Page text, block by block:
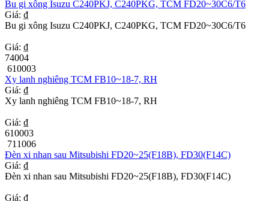
Bu gi xông Isuzu C240PKJ, C240PKG, TCM FD20~30C6/T6
Giá: ₫
Bu gi xông Isuzu C240PKJ, C240PKG, TCM FD20~30C6/T6
Giá: ₫
74004
610003
Xy lanh nghiêng TCM FB10~18-7, RH
Giá: ₫
Xy lanh nghiêng TCM FB10~18-7, RH
Giá: ₫
610003
711006
Đèn xi nhan sau Mitsubishi FD20~25(F18B), FD30(F14C)
Giá: ₫
Đèn xi nhan sau Mitsubishi FD20~25(F18B), FD30(F14C)
Giá: ₫